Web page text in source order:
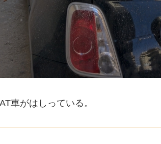
車がはしっている。